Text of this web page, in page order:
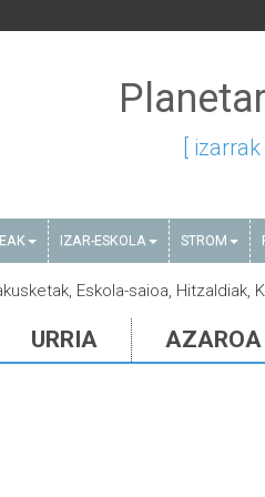
[
IZAR-ESKOLA STROM
Eskola-saioa, Hitzaldiak,
URRIA AZAROA